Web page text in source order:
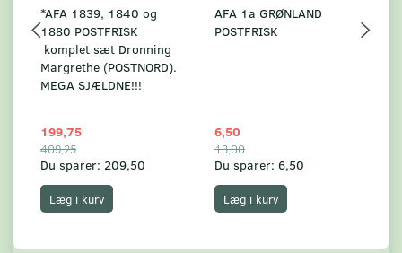
*AFA 1839, 1840 og
1880 POSTFRISK
komplet sæt Dronning
Margrethe (POSTNORD).
MEGA SJÆLDNE!!!
199,75
409,25
Du sparer: 209,50
Læg i kurv
AFA 1a GRØNLAND
POSTFRISK
6,50
13,00
Du sparer: 6,50
Læg i kurv